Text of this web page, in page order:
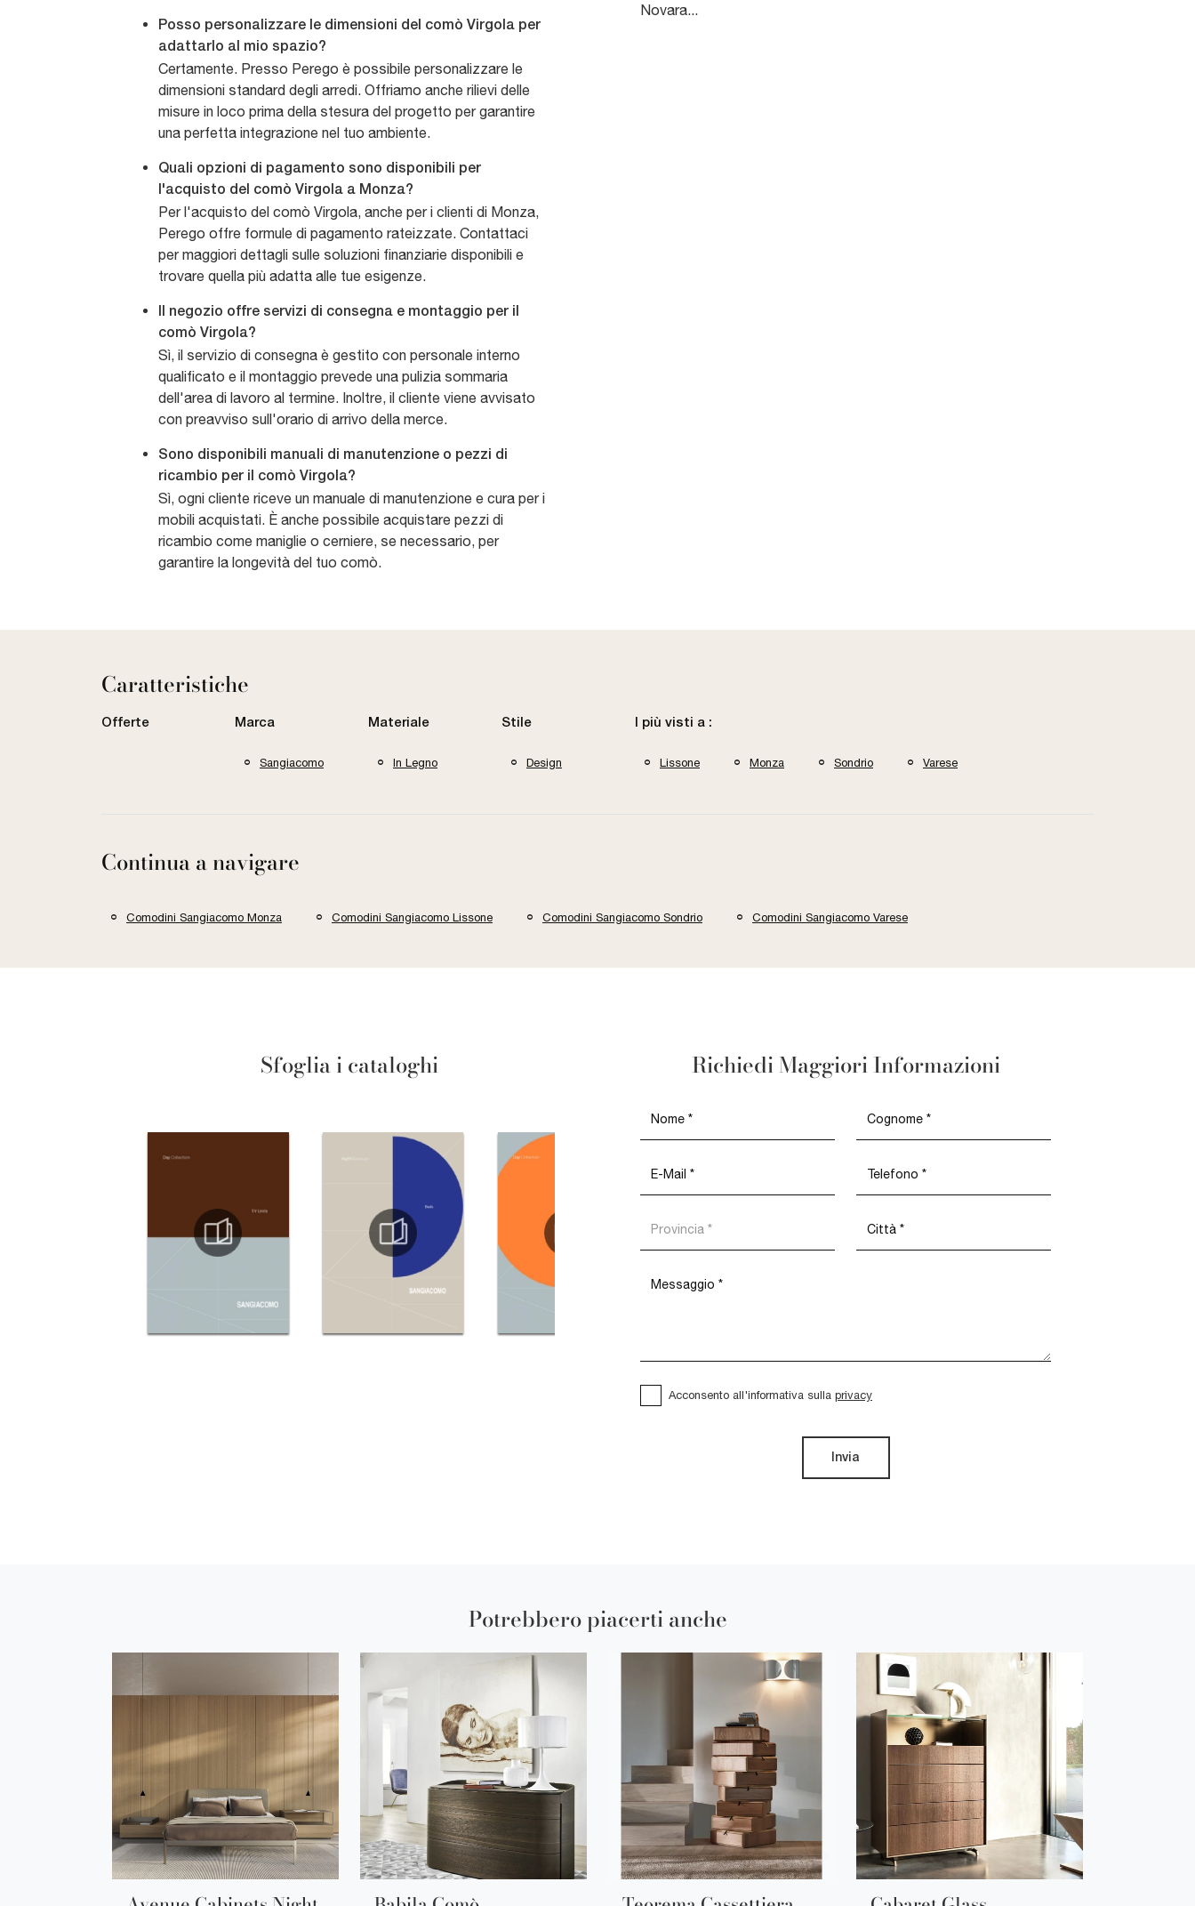
Posso personalizzare le dimensioni del comò Virgola per
adattarlo al mio spazio?
Certamente. Presso Perego è possibile personalizzare le
dimensioni standard degli arredi. Offriamo anche rilievi delle
misure in loco prima della stesura del progetto per garantire
una perfetta integrazione nel tuo ambiente.
Quali opzioni di pagamento sono disponibili per
l'acquisto del comò Virgola a Monza?
Per l'acquisto del comò Virgola, anche per i clienti di Monza,
Perego offre formule di pagamento rateizzate. Contattaci
per maggiori dettagli sulle soluzioni finanziarie disponibili e
trovare quella più adatta alle tue esigenze.
Il negozio offre servizi di consegna e montaggio per il
comò Virgola?
Sì, il servizio di consegna è gestito con personale interno
qualificato e il montaggio prevede una pulizia sommaria
dell'area di lavoro al termine. Inoltre, il cliente viene avvisato
con preavviso sull'orario di arrivo della merce.
Sono disponibili manuali di manutenzione o pezzi di
ricambio per il comò Virgola?
Sì, ogni cliente riceve un manuale di manutenzione e cura per i
mobili acquistati. È anche possibile acquistare pezzi di
ricambio come maniglie o cerniere, se necessario, per
garantire la longevità del tuo comò.
Novara...
Caratteristiche
Offerte Marca
Sangiacomo
Materiale
In Legno
Stile
Design
I più visti a :
Lissone Monza Sondrio Varese
Continua a navigare
Comodini Sangiacomo Monza Comodini Sangiacomo Lissone Comodini Sangiacomo Sondrio Comodini Sangiacomo Varese
Sfoglia i cataloghi Richiedi Maggiori Informazioni
Acconsento all'informativa sulla privacy
Invia
Potrebbero piacerti anche